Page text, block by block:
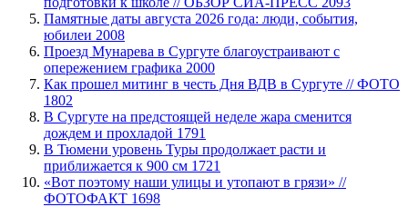
​Памятные даты августа 2026 года: люди, события,
юбилеи 2008
​Проезд Мунарева в Сургуте благоустраивают с
опережением графика 2000
Как прошел митинг в честь Дня ВДВ в Сургуте // ФОТО
1802
В Сургуте на предстоящей неделе жара сменится
дождем и прохладой 1791
В Тюмени уровень Туры продолжает расти и
приближается к 900 см 1721
«Вот поэтому наши улицы и утопают в грязи» //
ФОТОФАКТ 1698